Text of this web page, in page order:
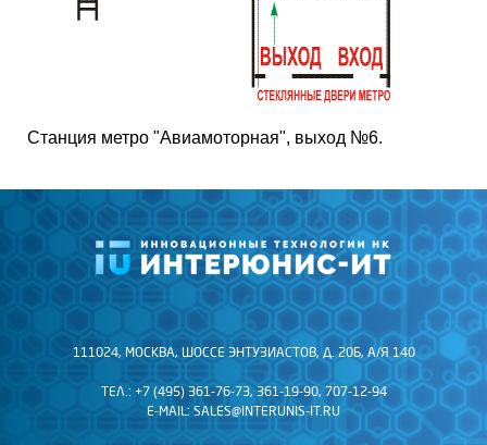
Станция метро "Авиамоторная", выход №6.
111024, МОСКВА, ШОССЕ ЭНТУЗИАСТОВ, Д. 20Б, А/Я 140
ТЕЛ.: +7 (495) 361-76-73, 361-19-90, 707-12-94
E-MAIL: SALES@INTERUNIS-IT.RU